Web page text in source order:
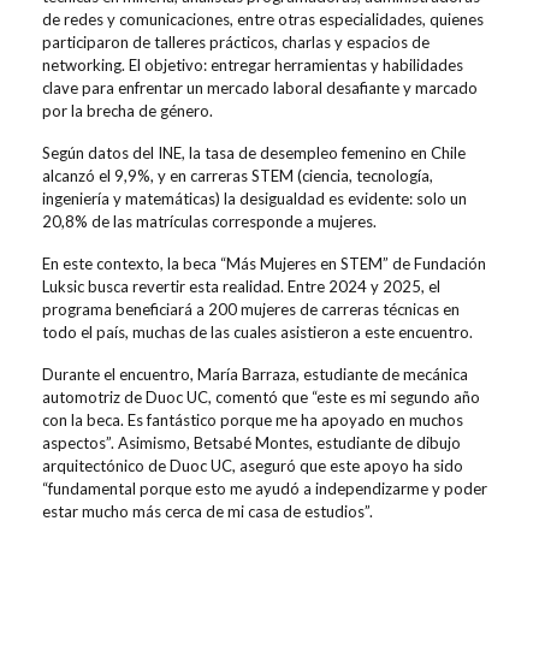
de redes y comunicaciones, entre otras especialidades, quienes
participaron de talleres prácticos, charlas y espacios de
networking. El objetivo: entregar herramientas y habilidades
clave para enfrentar un mercado laboral desafiante y marcado
por la brecha de género.
Según datos del INE, la tasa de desempleo femenino en Chile
alcanzó el 9,9%, y en carreras STEM (ciencia, tecnología,
ingeniería y matemáticas) la desigualdad es evidente: solo un
20,8% de las matrículas corresponde a mujeres.
En este contexto, la beca “Más Mujeres en STEM” de Fundación
Luksic busca revertir esta realidad. Entre 2024 y 2025, el
programa beneficiará a 200 mujeres de carreras técnicas en
todo el país, muchas de las cuales asistieron a este encuentro.
Durante el encuentro, María Barraza, estudiante de mecánica
automotriz de Duoc UC, comentó que “este es mi segundo año
con la beca. Es fantástico porque me ha apoyado en muchos
aspectos”. Asimismo, Betsabé Montes, estudiante de dibujo
arquitectónico de Duoc UC, aseguró que este apoyo ha sido
“fundamental porque esto me ayudó a independizarme y poder
estar mucho más cerca de mi casa de estudios”.